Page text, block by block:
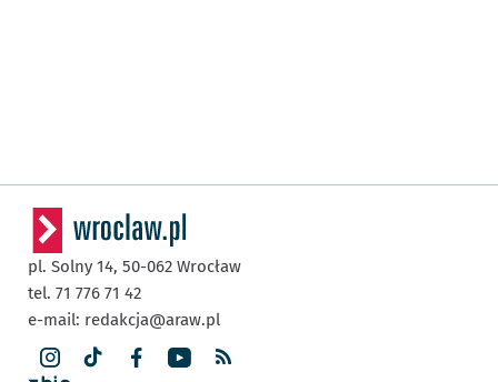
pl. Solny 14, 50-062 Wrocław
tel. 71 776 71 42
e-mail: redakcja@araw.pl